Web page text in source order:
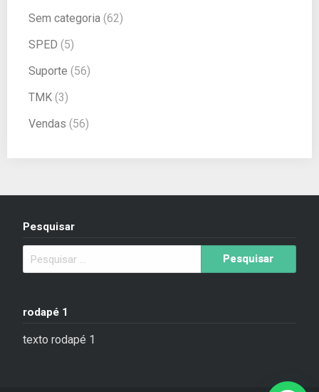
Sem categoria (62)
SPED (5)
Suporte (56)
TMK (3)
Vendas (56)
Pesquisar
rodapé 1
texto rodapé 1